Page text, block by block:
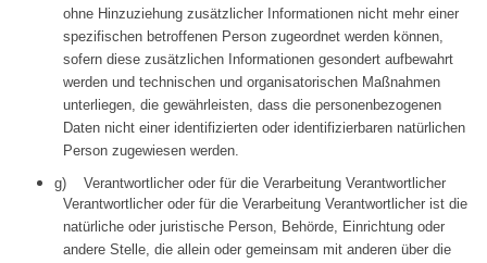
ohne Hinzuziehung zusätzlicher Informationen nicht mehr einer
spezifischen betroffenen Person zugeordnet werden können,
sofern diese zusätzlichen Informationen gesondert aufbewahrt
werden und technischen und organisatorischen Maßnahmen
unterliegen, die gewährleisten, dass die personenbezogenen
Daten nicht einer identifizierten oder identifizierbaren natürlichen
Person zugewiesen werden.
g) Verantwortlicher oder für die Verarbeitung Verantwortlicher
Verantwortlicher oder für die Verarbeitung Verantwortlicher ist die
natürliche oder juristische Person, Behörde, Einrichtung oder
andere Stelle, die allein oder gemeinsam mit anderen über die